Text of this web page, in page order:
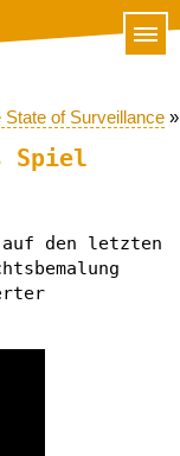
State of Surveillance »
Spiel
den letzten